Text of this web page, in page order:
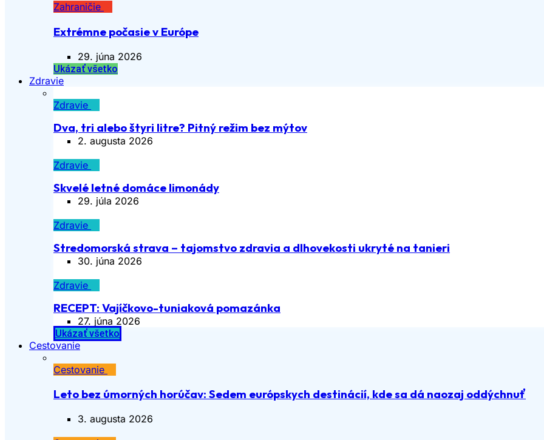
Zahraničie
Extrémne počasie v Európe
29. júna 2026
Ukázať všetko
Zdravie
Zdravie
Dva, tri alebo štyri litre? Pitný režim bez mýtov
2. augusta 2026
Zdravie
Skvelé letné domáce limonády
29. júla 2026
Zdravie
Stredomorská strava – tajomstvo zdravia a dlhovekosti ukryté na tanieri
30. júna 2026
Zdravie
RECEPT: Vajíčkovo-tuniaková pomazánka
27. júna 2026
Ukázať všetko
Cestovanie
Cestovanie
Leto bez úmorných horúčav: Sedem európskych destinácií, kde sa dá naozaj oddýchnuť
3. augusta 2026